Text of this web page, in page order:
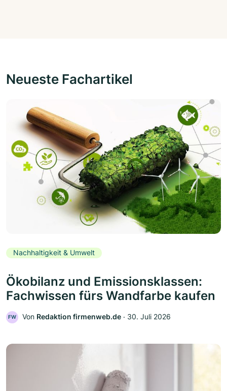
Neueste Fachartikel
Nachhaltigkeit & Umwelt
Ökobilanz und Emissionsklassen:
Fachwissen fürs Wandfarbe kaufen
FW Von Redaktion firmenweb.de ‧ 30. Juli 2026